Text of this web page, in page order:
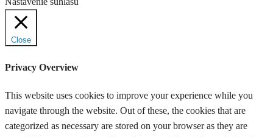
Close
Privacy Overview
This website uses cookies to improve your experience while you
navigate through the website. Out of these, the cookies that are
categorized as necessary are stored on your browser as they are